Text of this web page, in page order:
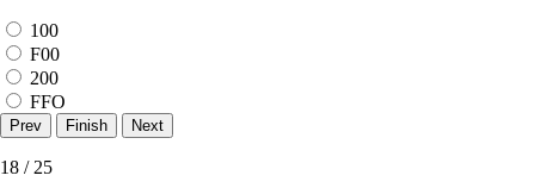
100
F00
200
FFO
18 / 25